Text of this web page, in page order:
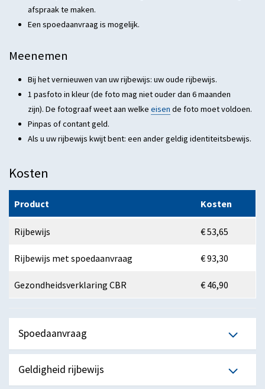
afspraak te maken.
Een spoedaanvraag is mogelijk.
Meenemen
Bij het vernieuwen van uw rijbewijs: uw oude rijbewijs.
1 pasfoto in kleur (de foto mag niet ouder dan 6 maanden
zijn). De fotograaf weet aan welke eisen de foto moet voldoen.
Pinpas of contant geld.
Als u uw rijbewijs kwijt bent: een ander geldig identiteitsbewijs.
Kosten
Product Kosten
Rijbewijs € 53,65
Rijbewijs met spoedaanvraag € 93,30
Gezondheidsverklaring CBR € 46,90
Spoedaanvraag
Geldigheid rijbewijs